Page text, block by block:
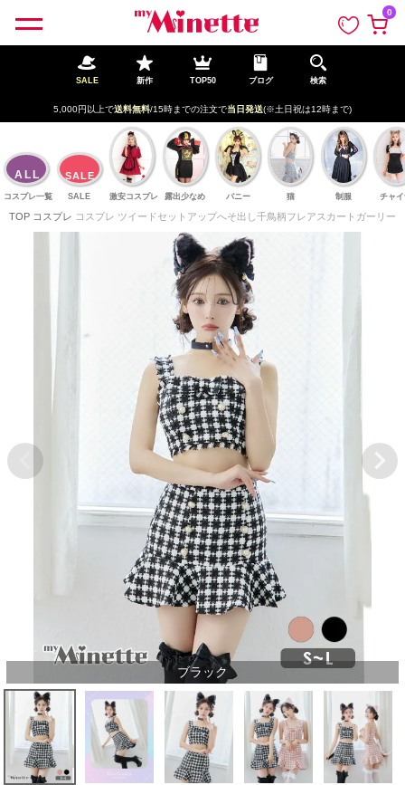
0
SALE 新作 TOP50 ブログ 検索
5,000円以上で送料無料/15時までの注文で当日発送(※土日祝は12時まで)
ALL
コスプレ一覧
SALE
SALE 激安コスプレ 露出少なめ バニー 猫 制服 チャ
TOP コスプレ コスプレ ツイードセットアップへそ出し千鳥柄フレアスカートガーリ
ブラック
ペー
ジト
ップ